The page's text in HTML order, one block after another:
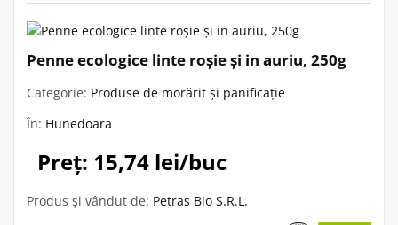
Penne ecologice linte roșie și in auriu, 250g
Categorie: Produse de morărit și panificație
În: Hunedoara
Preț: 15,74 lei/buc
Produs și vândut de: Petras Bio S.R.L.